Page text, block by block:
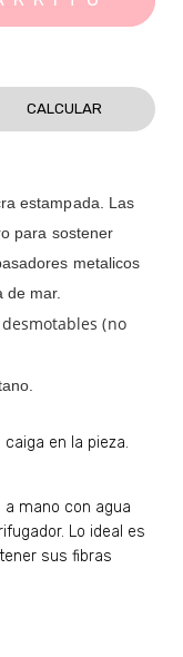
CALCULAR
estampada. Las
para sostener
metalicos
de mar.
(no
en la pieza.
a mano con agua
Lo ideal es
sus fibras